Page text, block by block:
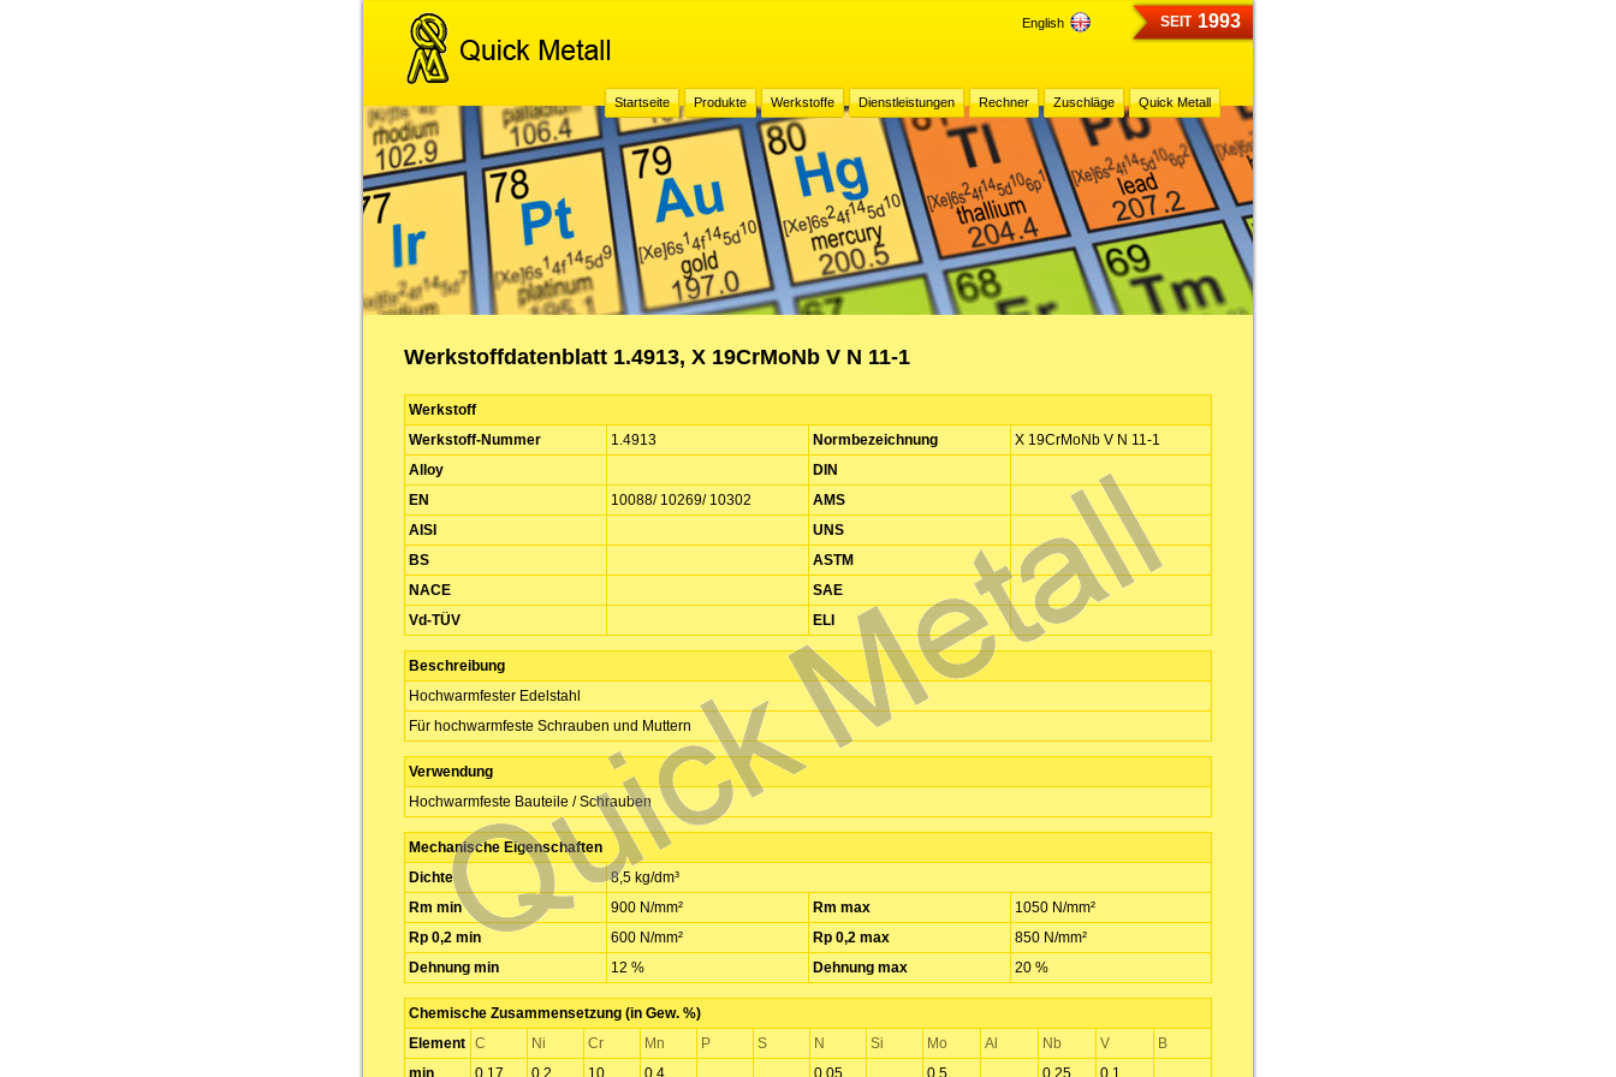
English SEIT 1993
Startseite Produkte Werkstoffe Dienstleistungen Rechner Zuschläge Quick Metall
Werkstoffdatenblatt 1.4913, X 19CrMoNb V N 11-1
Werkstoff
Werkstoff-Nummer
1.4913 Normbezeichnung
X 19CrMoNb V N 11-1
Alloy
DIN
EN
10088/ 10269/ 10302
AMS
AISI
UNS
BS
ASTM
NACE
SAE
Vd-TÜV
ELI
Beschreibung
Hochwarmfester Edelstahl
Für hochwarmfeste Schrauben und Muttern
Verwendung
Hochwarmfeste Bauteile / Schrauben
Mechanische Eigenschaften
Dichte
8,5 kg/dm³
Rm min
900 N/mm² Rm max
1050 N/mm²
Rp 0,2 min
600 N/mm² Rp 0,2 max
850 N/mm²
Dehnung min
12 % Dehnung max 20 %
Chemische Zusammensetzung (in Gew. %)
Element C Ni Cr Mn P S N Si Mo Al Nb V
B
min
0,17 0,2 10 0,4 0,05 0,5 0,25 0,1